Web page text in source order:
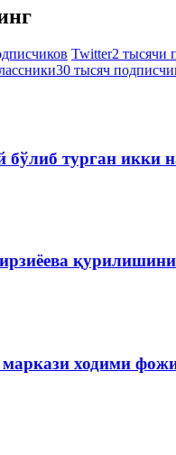
Twitter2 тысячи
30 тысяч
бўлиб турган икки
ходими